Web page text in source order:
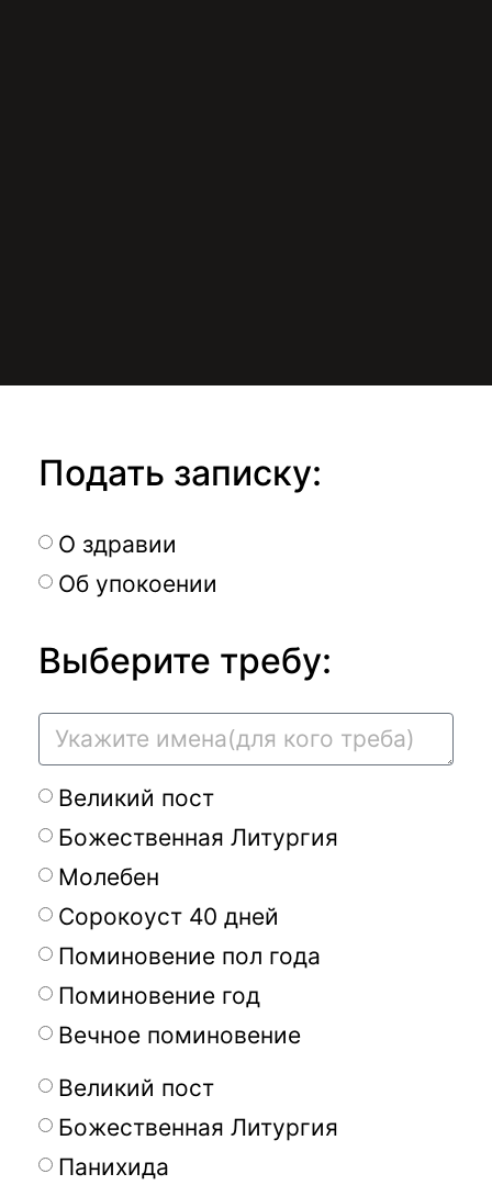
Подать записку:
О здравии
Об упокоении
Выберите требу:
Великий пост
Божественная Литургия
Молебен
Сорокоуст 40 дней
Поминовение пол года
Поминовение год
Вечное поминовение
Великий пост
Божественная Литургия
Панихида